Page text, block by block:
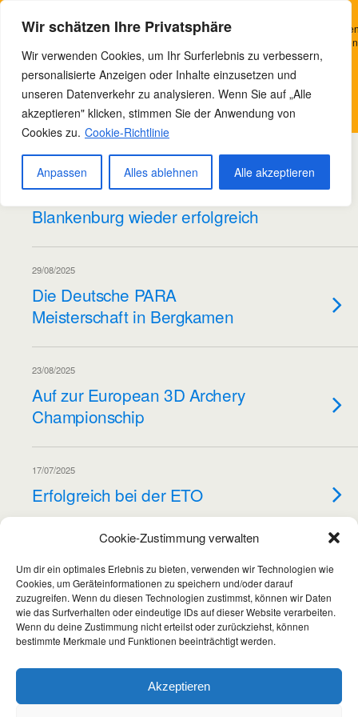
Wir schätzen Ihre Privatsphäre
Wir verwenden Cookies, um Ihr Surferlebnis zu verbessern,
personalisierte Anzeigen oder Inhalte einzusetzen und
unseren Datenverkehr zu analysieren. Wenn Sie auf „Alle
akzeptieren" klicken, stimmen Sie der Anwendung von
Cookies zu. Cookie-Richtlinie
Anpassen Alles ablehnen Alle akzeptieren
Cookie-Zustimmung verwalten
Um dir ein optimales Erlebnis zu bieten, verwenden wir Technologien wie
Cookies, um Geräteinformationen zu speichern und/oder darauf
zuzugreifen. Wenn du diesen Technologien zustimmst, können wir Daten
wie das Surfverhalten oder eindeutige IDs auf dieser Website verarbeiten.
Wenn du deine Zustimmung nicht erteilst oder zurückziehst, können
bestimmte Merkmale und Funktionen beeinträchtigt werden.
Akzeptieren
Bowteam e.V. Nordhausen
Kategorien ›Meisterschaften
Bowteam war bei der
Landesmeisterschaft in Bad
Blankenburg wieder erfolgreich
29/08/2025
Die Deutsche PARA
Meisterschaft in Bergkamen
23/08/2025
Auf zur European 3D Archery
Championschip
17/07/2025
Erfolgreich bei der ETO
Gold, Gold und Silber für Tim
Triebel
Weitere Artikel Aus Dieser Kategorie Laden…
Anzeigen oder Inhalte bereitzustellen und unseren Datenverkehr zu
Indem Sie auf „Alle akzeptieren“ klicken, stimmen Sie unserer Verwendung von
Cookies zu.
Verstanden
Datenschutzerklärung